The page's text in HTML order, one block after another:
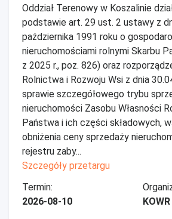
Oddział Terenowy w Koszalinie
podstawie art. 29 ust. 2 ustawy z
października 1991 roku o
nieruchomościami rolnymi Skarbu
z 2025 r., poz. 826) oraz
Rolnictwa i Rozwoju Wsi z dnia
sprawie szczegółowego trybu
nieruchomości Zasobu Własności
Państwa i ich części składowych,
obniżenia ceny sprzedaży
rejestru zaby...
Szczegóły przetargu
Termin:
2026-08-10
KOWR